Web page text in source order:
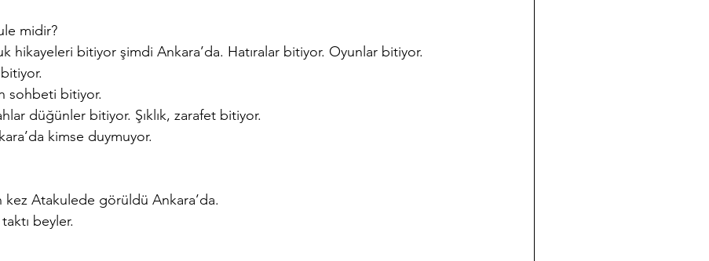
midir?
hikayeleri bitiyor şimdi Ankara’da. Hatıralar bitiyor. Oyunlar bitiyor.
sohbeti bitiyor.
düğünler bitiyor. Şıklık, zarafet bitiyor.
kimse duymuyor.
kez Atakulede görüldü Ankara’da.
beyler.